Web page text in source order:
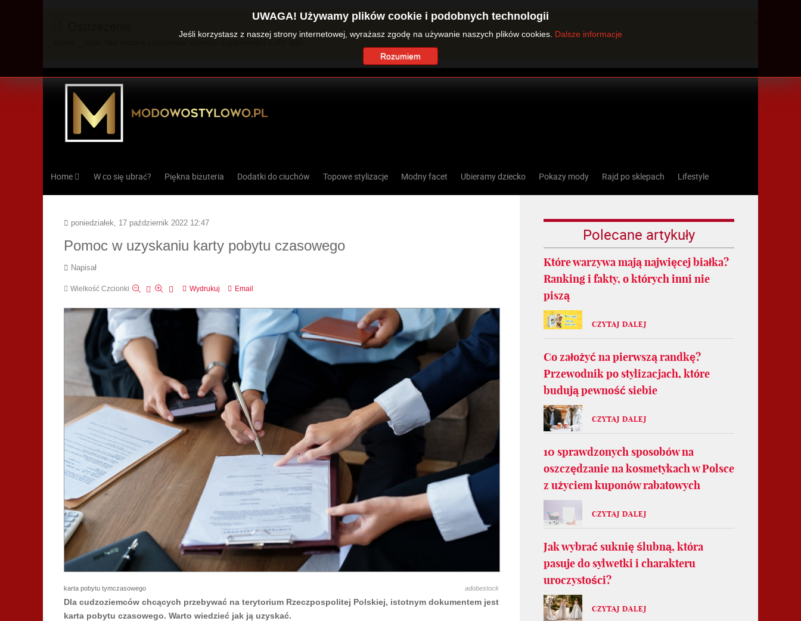
Home W co się ubrać? Piękna biżuteria Dodatki do ciuchów Topowe stylizacje Modny facet Ubieramy dziecko Pokazy mody Rajd po sklepach Lifestyle
poniedziałek, 17 październik 2022 12:47
Pomoc w uzyskaniu karty pobytu czasowego
Napisał
Wielkość Czcionki Wydrukuj Email
karta pobytu tymczasowego adobestock
Dla cudzoziemców chcących przebywać na terytorium Rzeczpospolitej Polskiej, istotnym dokumentem jest
karta pobytu czasowego. Warto wiedzieć jak ją uzyskać.
Polecane artykuły
Które warzywa mają najwięcej białka?
Ranking i fakty, o których inni nie
piszą
CZYTAJ DALEJ
Co założyć na pierwszą randkę?
Przewodnik po stylizacjach, które
budują pewność siebie
CZYTAJ DALEJ
10 sprawdzonych sposobów na
oszczędzanie na kosmetykach w Polsce
z użyciem kuponów rabatowych
CZYTAJ DALEJ
Jak wybrać suknię ślubną, która
pasuje do sylwetki i charakteru
uroczystości?
CZYTAJ DALEJ
UWAGA! Używamy plików cookie i podobnych technologii
Jeśli korzystasz z naszej strony internetowej, wyrażasz zgodę na używanie naszych plików cookies. Dalsze informacje
Rozumiem